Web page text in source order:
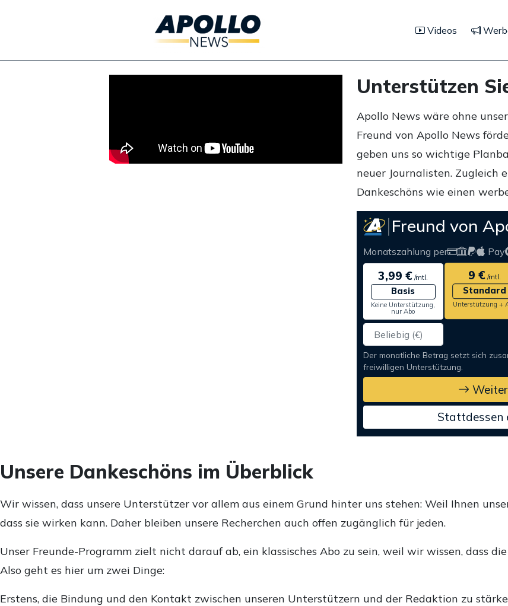
Videos
Unterstützen
Apollo News wäre ohne
Freund von Apollo News
geben uns so wichtige
neuer Journalisten. Zugleich
Dankeschöns wie einen
Freund von
Monatszahlung per Pay
3,99 € /mtl.
Basis
Keine Unterstützung,
nur Abo
9 € /mtl.
Standard
Unterstützung +
Der monatliche Betrag setzt sich
freiwilligen Unterstützung.
Stattdessen
Unsere Dankeschöns im Überblick
Wir wissen, dass unsere Unterstützer vor allem aus einem Grund hinter uns stehen: Weil Ihnen
dass sie wirken kann. Daher bleiben unsere Recherchen auch offen zugänglich für jeden.
Unser Freunde-Programm zielt nicht darauf ab, ein klassisches Abo zu sein, weil wir wissen, dass
Also geht es hier um zwei Dinge:
Erstens, die Bindung und den Kontakt zwischen unseren Unterstützern und der Redaktion zu